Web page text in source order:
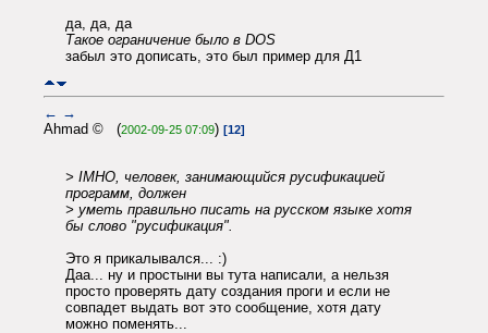
да, да, да
Такое ограничение было в DOS
забыл это дописать, это был пример для Д1
← →
Ahmad © (2002-09-25 07:09) [12]
> IMHO, человек, занимающийся русификацией
программ, должен
> уметь правильно писать на русском языке хотя
бы слово "русификация".
Это я прикалывался... :)
Даа... ну и простыни вы тута написали, а нельзя
просто проверять дату создания проги и если не
совпадет выдать вот это сообщение, хотя дату
можно поменять...